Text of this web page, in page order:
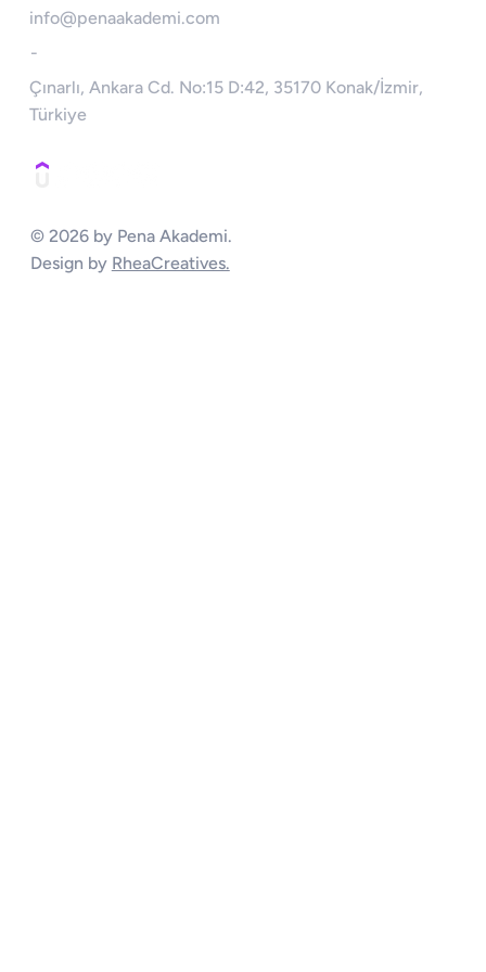
© 2026 by Pena Akademi.
Design by RheaCreatives.
info@penaakademi.com
-
Çınarlı, Ankara Cd. No:15 D:42, 35170 Konak/İzmir,
Türkiye